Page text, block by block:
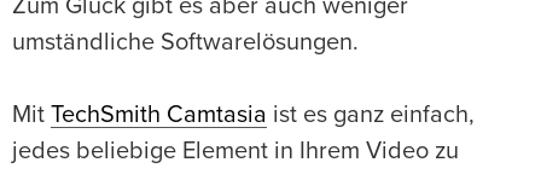
Zum Glück gibt es aber auch weniger
umständliche Softwarelösungen.
Mit TechSmith Camtasia ist es ganz einfach,
jedes beliebige Element in Ihrem Video zu